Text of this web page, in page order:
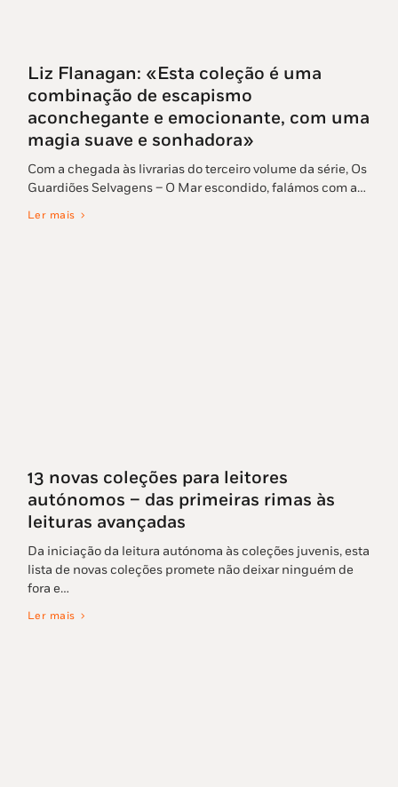
Liz Flanagan: «Esta coleção é uma
combinação de escapismo
aconchegante e emocionante, com uma
magia suave e sonhadora»
Com a chegada às livrarias do terceiro volume da série, Os
Guardiões Selvagens – O Mar escondido, falámos com a…
Ler mais
13 novas coleções para leitores
autónomos – das primeiras rimas às
leituras avançadas
Da iniciação da leitura autónoma às coleções juvenis, esta
lista de novas coleções promete não deixar ninguém de
fora e…
Ler mais